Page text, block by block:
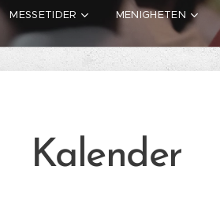
MESSETIDER MENIGHETEN
Kalender